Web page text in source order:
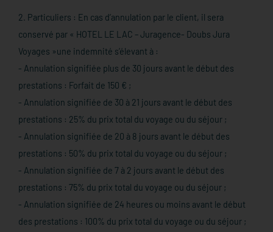
2. Particuliers : En cas d’annulation par le client, il sera
conservé par « HOTEL LE LAC – Juragence- Doubs Jura
Voyages »une indemnité s’élevant à :
- Annulation signifiée plus de 30 jours avant le début des
prestations : Forfait de 150 € ;
- Annulation signifiée de 30 à 21 jours avant le début des
prestations : 25% du prix total du voyage ou du séjour ;
- Annulation signifiée de 20 à 8 jours avant le début des
prestations : 50% du prix total du voyage ou du séjour ;
- Annulation signifiée de 7 à 2 jours avant le début des
prestations : 75% du prix total du voyage ou du séjour ;
- Annulation signifiée de 24 heures ou moins avant le début
des prestations : 100% du prix total du voyage ou du séjour ;